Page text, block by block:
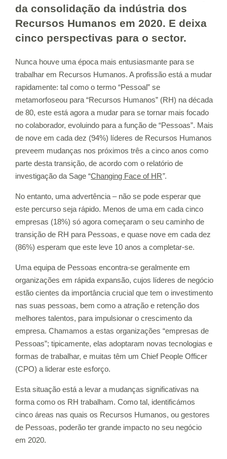
da consolidação da indústria dos
Recursos Humanos em 2020. E deixa
cinco perspectivas para o sector.
Nunca houve uma época mais entusiasmante para se
trabalhar em Recursos Humanos. A profissão está a mudar
rapidamente: tal como o termo “Pessoal” se
metamorfoseou para “Recursos Humanos” (RH) na década
de 80, este está agora a mudar para se tornar mais focado
no colaborador, evoluindo para a função de “Pessoas”. Mais
de nove em cada dez (94%) líderes de Recursos Humanos
preveem mudanças nos próximos três a cinco anos como
parte desta transição, de acordo com o relatório de
investigação da Sage “Changing Face of HR”.
No entanto, uma advertência – não se pode esperar que
este percurso seja rápido. Menos de uma em cada cinco
empresas (18%) só agora começaram o seu caminho de
transição de RH para Pessoas, e quase nove em cada dez
(86%) esperam que este leve 10 anos a completar-se.
Uma equipa de Pessoas encontra-se geralmente em
organizações em rápida expansão, cujos líderes de negócio
estão cientes da importância crucial que tem o investimento
nas suas pessoas, bem como a atração e retenção dos
melhores talentos, para impulsionar o crescimento da
empresa. Chamamos a estas organizações “empresas de
Pessoas”; tipicamente, elas adoptaram novas tecnologias e
formas de trabalhar, e muitas têm um Chief People Officer
(CPO) a liderar este esforço.
Esta situação está a levar a mudanças significativas na
forma como os RH trabalham. Como tal, identificámos
cinco áreas nas quais os Recursos Humanos, ou gestores
de Pessoas, poderão ter grande impacto no seu negócio
em 2020.